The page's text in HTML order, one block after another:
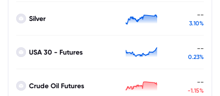
Silver --
3.10%
USA 30 - Futures --
0.23%
Crude Oil Futures --
-1.15%